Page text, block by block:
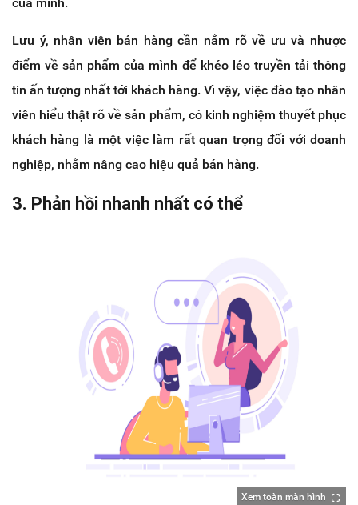
Lưu ý, nhân viên bán hàng cần nắm rõ về ưu và nhược
điểm về sản phẩm của mình để khéo léo truyền tải thông
tin ấn tượng nhất tới khách hàng. Vì vậy, việc đào tạo nhân
viên hiểu thật rõ về sản phẩm, có kinh nghiệm thuyết phục
khách hàng là một việc làm rất quan trọng đối với doanh
nghiệp, nhằm nâng cao hiệu quả bán hàng.
3. Phản hồi nhanh nhất có thể
Xem toàn màn hình